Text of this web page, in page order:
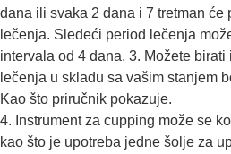
dana ili svaka 2 dana i 7 tretman će
lečenja. Sledeći period lečenja
intervala od 4 dana. 3. Možete
lečenja u skladu sa vašim stanjem
Kao što priručnik pokazuje.
4. Instrument za cupping može se
kao što je upotreba jedne šolje za